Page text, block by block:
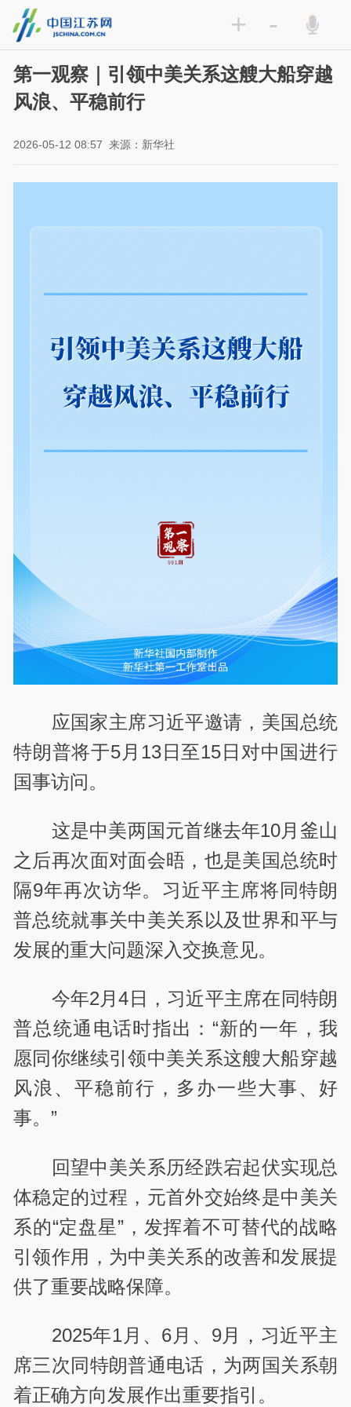
+ -
第一观察｜引领中美关系这艘大船穿越
风浪、平稳前行
2026-05-12 08:57 来源：新华社
应国家主席习近平邀请，美国总统
特朗普将于5月13日至15日对中国进行
国事访问。
这是中美两国元首继去年10月釜山
之后再次面对面会晤，也是美国总统时
隔9年再次访华。习近平主席将同特朗
普总统就事关中美关系以及世界和平与
发展的重大问题深入交换意见。
今年2月4日，习近平主席在同特朗
普总统通电话时指出：“新的一年，我
愿同你继续引领中美关系这艘大船穿越
风浪、平稳前行，多办一些大事、好
事。”
回望中美关系历经跌宕起伏实现总
体稳定的过程，元首外交始终是中美关
系的“定盘星”，发挥着不可替代的战略
引领作用，为中美关系的改善和发展提
供了重要战略保障。
2025年1月、6月、9月，习近平主
席三次同特朗普通电话，为两国关系朝
着正确方向发展作出重要指引。